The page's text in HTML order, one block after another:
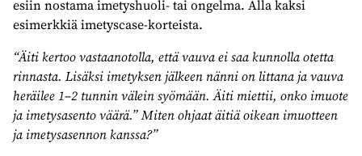
esiin nostama imetyshuoli- tai ongelma. Alla kaksi
esimerkkiä imetyscase-korteista.
“Äiti kertoo vastaanotolla, että vauva ei saa kunnolla otetta
rinnasta. Lisäksi imetyksen jälkeen nänni on littana ja vauva
heräilee 1–2 tunnin välein syömään. Äiti miettii, onko imuote
ja imetysasento väärä.” Miten ohjaat äitiä oikean imuotteen
ja imetysasennon kanssa?”